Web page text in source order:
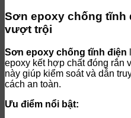
Sơn epoxy chống tĩnh
vượt trội
Sơn epoxy chống tĩnh điện
epoxy kết hợp chất đóng rắn
này giúp kiểm soát và dẫn
cách an toàn.
Ưu điểm nổi bật: